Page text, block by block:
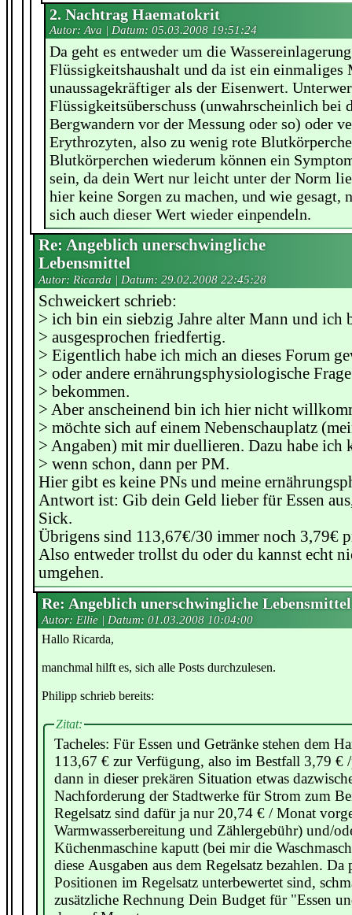
2. Nachtrag Haematokrit
Autor: Ava | Datum: 05.03.2008 19:51:24
Da geht es entweder um die
Flüssigkeitshaushalt und da ist ein einmaliges
unaussagekräftiger als der Eisenwert.
Flüssigkeitsüberschuss (unwahrscheinlich bei
Bergwandern vor der Messung oder so) oder
Erythrozyten, also zu wenig rote
Blutkörperchen wiederum können ein
sein, da dein Wert nur leicht unter der Norm
hier keine Sorgen zu machen, und wie gesagt,
sich auch dieser Wert wieder einpendeln.
Re: Angeblich unerschwingliche
Lebensmittel
Autor: Ricarda | Datum: 29.02.2008 22:45:28
Schweickert schrieb:
> ich bin ein siebzig Jahre alter Mann und ich
> ausgesprochen friedfertig.
> Eigentlich habe ich mich an dieses Forum
> oder andere ernährungsphysiologische
> bekommen.
> Aber anscheinend bin ich hier nicht
> möchte sich auf einem Nebenschauplatz
> Angaben) mit mir duellieren. Dazu habe ich
> wenn schon, dann per PM.
Hier gibt es keine PNs und meine
Antwort ist: Gib dein Geld lieber für Essen
Sick.
Übrigens sind 113,67€/30 immer noch 3,79€
Also entweder trollst du oder du kannst echt
umgehen.
Re: Angeblich unerschwingliche Lebensmittel
Autor: Ellie | Datum: 01.03.2008 10:04:00
Hallo Ricarda,
manchmal hilft es, sich alle Posts durchzulesen.
Philipp schrieb bereits:
Zitat:
Tacheles: Für Essen und Getränke stehen dem
113,67 € zur Verfügung, also im Bestfall 3,79 €
dann in dieser prekären Situation etwas
Nachforderung der Stadtwerke für Strom zum
Regelsatz sind dafür ja nur 20,74 € / Monat
Warmwasserbereitung und Zählergebühr) und/
Küchenmaschine kaputt (bei mir die
diese Ausgaben aus dem Regelsatz bezahlen. Da
Positionen im Regelsatz unterbewertet sind,
zusätzliche Rechnung Dein Budget für "Essen